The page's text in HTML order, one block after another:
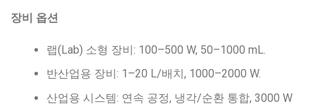
장비 옵션
랩(Lab) 소형 장비: 100–500 W, 50–1000 mL.
반산업용 장비: 1–20 L/배치, 1000–2000 W.
산업용 시스템: 연속 공정, 냉각/순환 통합, 3000 W